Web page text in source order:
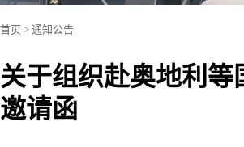
首页 > 通知公告
关于组织赴奥地利
邀请函